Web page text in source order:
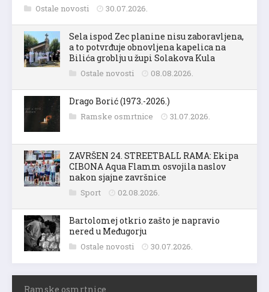
Ostale novosti 30.07.2026.
Sela ispod Zec planine nisu zaboravljena,
a to potvrđuje obnovljena kapelica na
Bilića groblju u župi Solakova Kula
Ostale novosti 08.08.2026.
Drago Borić (1973.-2026.)
Ramske osmrtnice 31.07.2026.
ZAVRŠEN 24. STREETBALL RAMA: Ekipa
CIBONA Aqua Flamm osvojila naslov
nakon sjajne završnice
Sport 02.08.2026.
Bartolomej otkrio zašto je napravio
nered u Međugorju
Ostale novosti 30.07.2026.
Ramske osmrtnice